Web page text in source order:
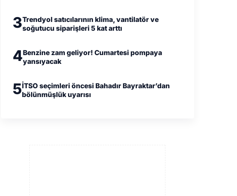
3Trendyol satıcılarının klima, vantilatör ve
soğutucu siparişleri 5 kat arttı
4Benzine zam geliyor! Cumartesi pompaya
yansıyacak
5İTSO seçimleri öncesi Bahadır Bayraktar’dan
bölünmüşlük uyarısı